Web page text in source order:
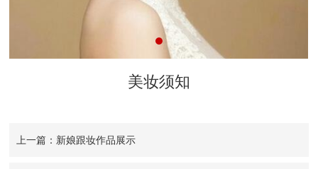
美妆须知
上一篇：新娘跟妆作品展示